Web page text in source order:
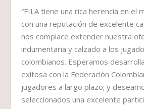
“FILA tiene una rica herencia en el
con una reputación de excelente
nos complace extender nuestra
indumentaria y calzado a los
colombianos. Esperamos
exitosa con la Federación
jugadores a largo plazo; y
seleccionados una excelente